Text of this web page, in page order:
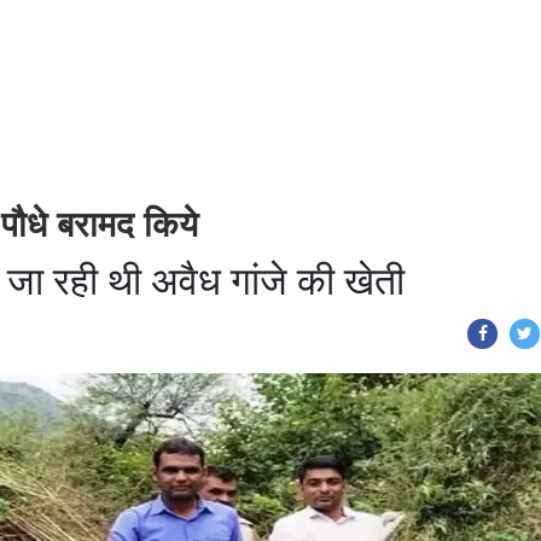
बरामद किये
रही थी अवैध गांजे की खेती